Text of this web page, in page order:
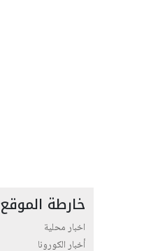
خارطة الموقع
اخبار محلية
أخبار الكورونا